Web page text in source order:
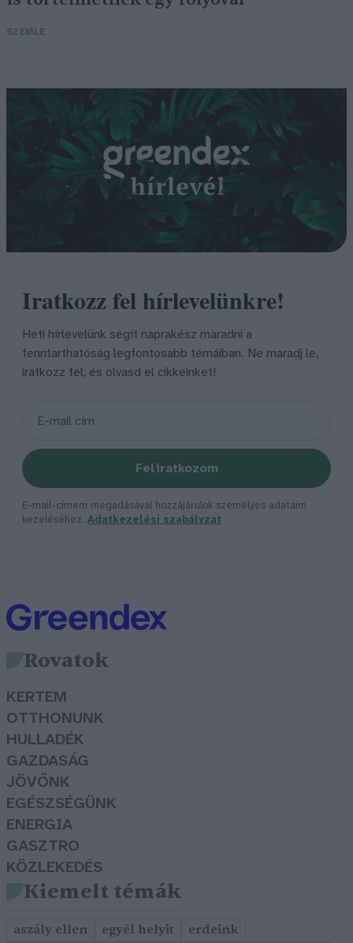
SZEMLE
Iratkozz fel hírlevelünkre!
Heti hírlevelünk segít naprakész maradni a
fenntarthatóság legfontosabb témáiban. Ne maradj le,
iratkozz fel, és olvasd el cikkeinket!
Feliratkozom
E-mail-címem megadásával hozzájárulok személyes adataim
kezeléséhez. Adatkezelési szabályzat
Rovatok
KERTEM
OTTHONUNK
HULLADÉK
GAZDASÁG
JÖVŐNK
EGÉSZSÉGÜNK
ENERGIA
GASZTRO
KÖZLEKEDÉS
Kiemelt témák
aszály ellen egyél helyit erdeink